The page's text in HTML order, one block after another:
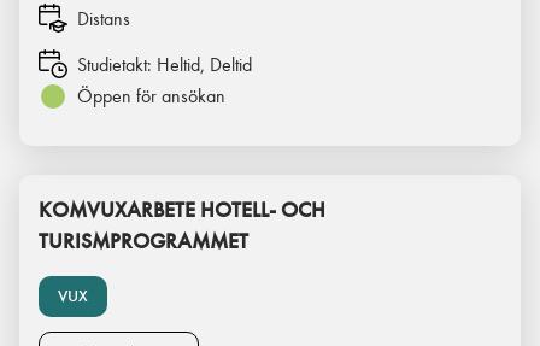
Distans
Studietakt: Heltid, Deltid
Öppen för ansökan
VUX
KOMVUXARBETE HOTELL- OCH
TURISMPROGRAMMET